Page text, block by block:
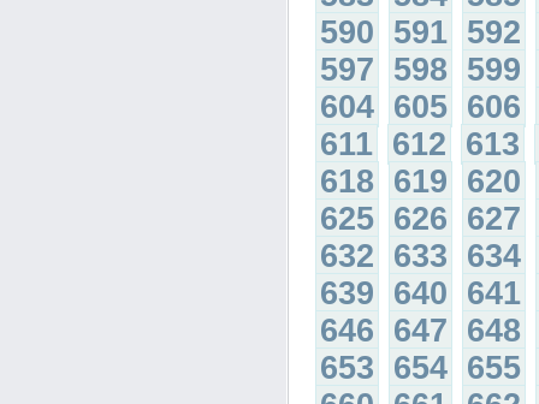
590 591 592
597 598 599
604 605 606
611 612 613
618 619 620
625 626 627
632 633 634
639 640 641
646 647 648
653 654 655